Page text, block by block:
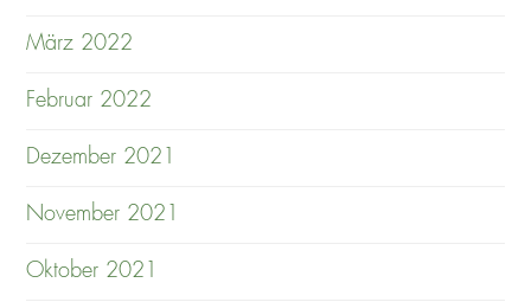
März 2022
Februar 2022
Dezember 2021
November 2021
Oktober 2021